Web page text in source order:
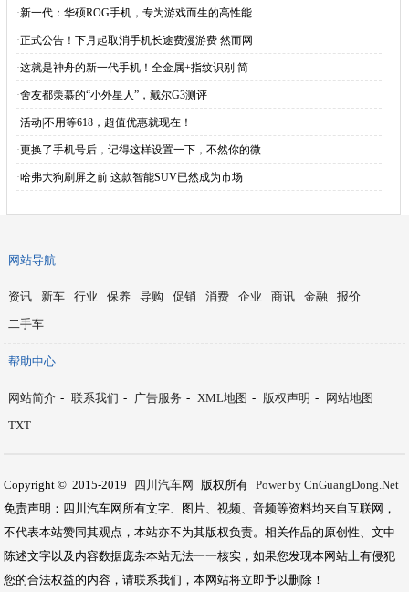
·新一代：华硕ROG手机，专为游戏而生的高性能
·正式公告！下月起取消手机长途费漫游费 然而网
·这就是神舟的新一代手机！全金属+指纹识别 简
·舍友都羡慕的“小外星人”，戴尔G3测评
·活动|不用等618，超值优惠就现在！
·更换了手机号后，记得这样设置一下，不然你的微
·哈弗大狗刷屏之前 这款智能SUV已然成为市场
网站导航
资讯 新车 行业 保养 导购 促销 消费 企业 商讯 金融
报价
二手车
帮助中心
网站简介 - 联系我们 - 广告服务 - XML地图 - 版权声明 -
网站地图
TXT
Copyright © 2015-2019 四川汽车网 版权所有 Power by CnGuangDong.Net
免责声明：四川汽车网所有文字、图片、视频、音频等资料均来自互联网，
不代表本站赞同其观点，本站亦不为其版权负责。相关作品的原创性、文中
陈述文字以及内容数据庞杂本站无法一一核实，如果您发现本网站上有侵犯
您的合法权益的内容，请联系我们，本网站将立即予以删除！